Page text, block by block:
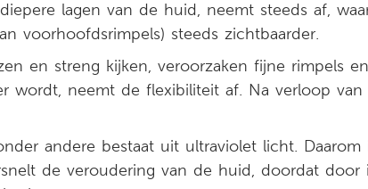
lagen van de huid, neemt steeds af,
voorhoofdsrimpels) steeds zichtbaarder.
en streng kijken, veroorzaken fijne rimpels
neemt de flexibiliteit af. Na verloop
andere bestaat uit ultraviolet licht.
de veroudering van de huid, doordat